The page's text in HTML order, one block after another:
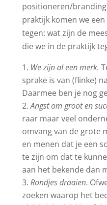
positioneren/
praktijk komen we
tegen: wat zijn de
die we in de praktijk
We zijn al een merk.
sprake is van (flinke)
Daarmee ben je nog
Angst om groot en
raar maar veel
omvang van de grote
en menen dat je een
te zijn om dat te
aan het bekende dan
Rondjes draaien.
zoeken waarop het